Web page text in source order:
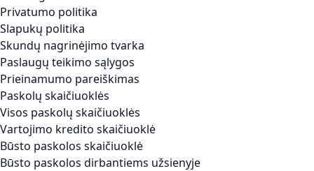
Privatumo politika
Slapukų politika
Skundų nagrinėjimo tvarka
Paslaugų teikimo sąlygos
Prieinamumo pareiškimas
Paskolų skaičiuoklės
Visos paskolų skaičiuoklės
Vartojimo kredito skaičiuoklė
Būsto paskolos skaičiuoklė
Būsto paskolos dirbantiems užsienyje